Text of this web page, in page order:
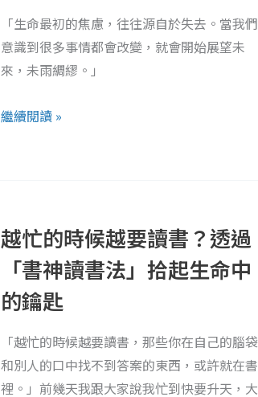
「生命最初的焦慮，往往源自於失去。當我們
意識到很多事情都會改變，就會開始展望未
來，未雨綢繆。」
彎
2》：
你
道
麼
開
始，
有
「焦
繼續閱讀 »
越忙的時候越要讀書？透過
「書神讀書法」拾起生命中
的鑰匙
「越忙的時候越要讀書，那些你在自己的腦袋
和別人的口中找不到答案的東西，或許就在書
裡。」前幾天我跟大家說我忙到快要升天，大
的
越
書？